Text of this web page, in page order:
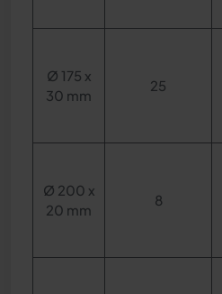
Ø 175 x
30 mm
25
Ø 200 x
20 mm
8